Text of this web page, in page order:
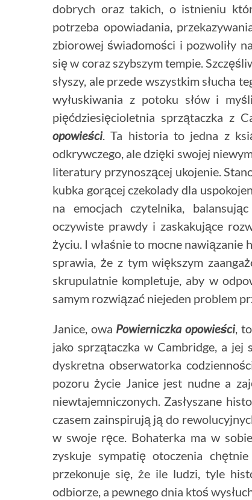
dobrych oraz takich, o istnieniu
potrzeba opowiadania,
zbiorowej świadomości i pozwoliły
się w coraz szybszym tempie.
słyszy, ale przede wszystkim słucha
wyłuskiwania z potoku słów i
pięćdziesięcioletnia sprzątaczka z
opowieści. Ta historia to jedna z
odkrywczego, ale dzięki swojej
literatury przynoszącej ukojenie.
kubka gorącej czekolady dla
na emocjach czytelnika,
oczywiste prawdy i zaskakujące
życiu. I właśnie to mocne
sprawia, że z tym większym
skrupulatnie kompletuje, aby w
samym rozwiązać niejeden problem
Janice, owa Powierniczka opowieści,
jako sprzątaczka w Cambridge, a jej
dyskretna obserwatorka
pozoru życie Janice jest nudne a
niewtajemniczonych. Zasłyszane
czasem zainspirują ją do
w swoje ręce. Bohaterka ma w
zyskuje sympatię otoczenia
przekonuje się, że ile ludzi, tyle
odbiorze, a pewnego dnia ktoś